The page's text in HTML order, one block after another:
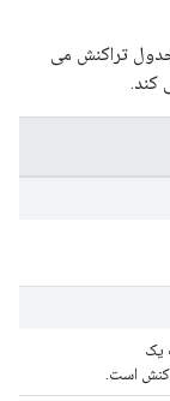
تراکنش می
کند.
یک
است.